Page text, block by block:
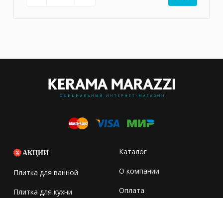
АКЦИИ
Плитка для ванной
Плитка для кухни
Каталог
О компании
Оплата